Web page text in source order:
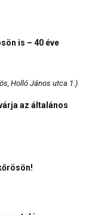
is – 40 éve
Holló János utca 1.)
az általános